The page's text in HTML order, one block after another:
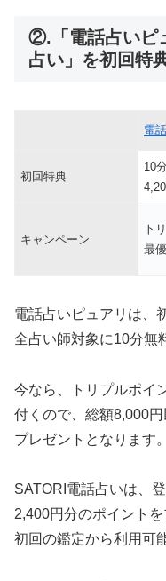
②.「電話占いピ
占い」を初回特
電
初回特典
10
キャンペーン
ト
最
電話占いピュアリは、
全占い師対象に10分無
今なら、トリプルポイ
付くので、総額8,000
プレゼントとなります。
SATORI電話占いは、
2,400円分のポイントを
初回の鑑定から利用可